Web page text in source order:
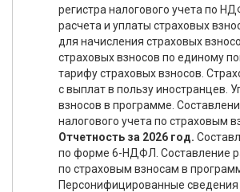
регистра налогового учета по
расчета и уплаты страховых
для начисления страховых
страховых взносов по единому
тарифу страховых взносов.
с выплат в пользу иностранцев.
взносов в программе.
налогового учета по страховым
Отчетность за 2026 год.
по форме 6-НДФЛ. Составление
по страховым взносам в
Персонифицированные сведения